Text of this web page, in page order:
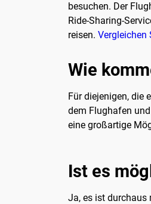
besuchen. Der
Ride-Sharing-
reisen. Vergleichen
Wie
Für diejenigen, die
dem Flughafen
eine großartige
Ist es
Ja, es ist durchaus